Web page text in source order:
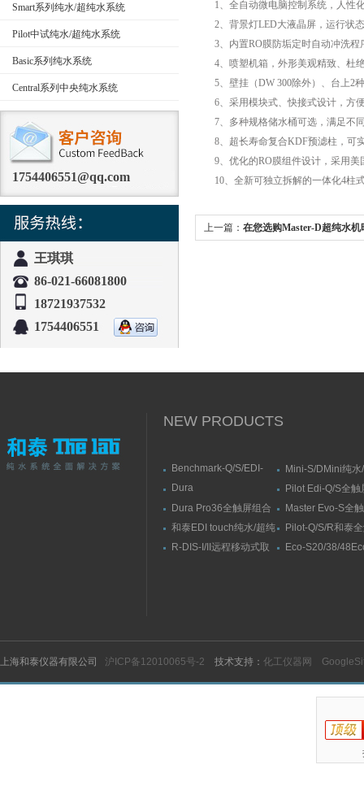
Smart系列纯水/超纯水系统
Pilot中试纯水/超纯水系统
Basic系列纯水系统
Central系列中央纯水系统
1754406551@qq.com
王琪琪
86-021-66081800
18721937532
1754406551
1、全自动微电脑控制系统，人性
2、背景灯LED大液晶屏，运行状态
3、内置RO膜防垢定时自动冲洗程
4、喷塑机箱，外形美观精致、杜绝
5、壁挂（DW 300除外）、台上2
6、采用模块式、快接式设计，方
7、多种规格储水桶可选，满足不
8、超长寿命复合KDF预滤柱，可
9、优化的RO膜组件设计，采用美
10、全新可独立拆解的一体化4柱式
上一篇： 在您选购Master-D超纯水
NEW PRODUCTS
Benchmark-Q/S/EDI-
直供水纯水/超纯水机
Mini-S/DMini纯水
水机
Dura
触屏智能型超纯水系统
Pilot Edi-Q/S全触
式纯水/超纯水系
Dura Pro36全触屏组合
式超纯水系统
Master Evo-S全
流量纯水/超纯水
和泰EDI touch纯水/超纯
水机
Pilot-Q/S/R和泰
纯水/超纯水机
R-DIS-I/II远程移动式取
Eco-S20/38/
上海和泰仪器有限公司 沪ICP备12010065号-2 技术支持： 化工仪器网